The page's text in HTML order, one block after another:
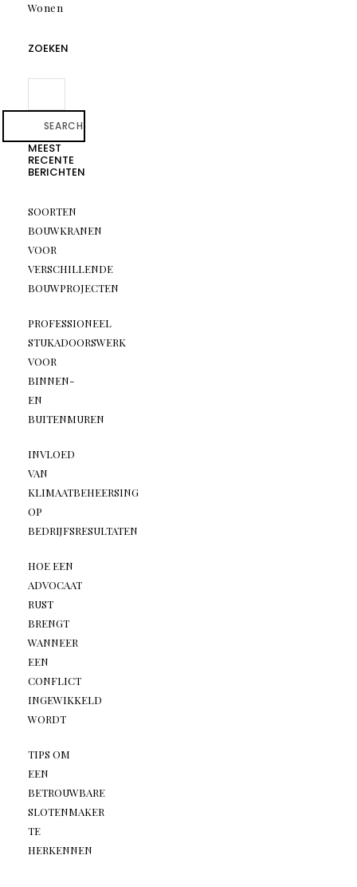
Wonen
ZOEKEN
SEARCH
MEEST
RECENTE
BERICHTEN
SOORTEN
BOUWKRANEN
VOOR
VERSCHILLENDE
BOUWPROJECTEN
PROFESSIONEEL
STUKADOORSWERK
VOOR
BINNEN-
EN
BUITENMUREN
INVLOED
VAN
KLIMAATBEHEERSING
OP
BEDRIJFSRESULTATEN
HOE EEN
ADVOCAAT
RUST
BRENGT
WANNEER
EEN
CONFLICT
INGEWIKKELD
WORDT
TIPS OM
EEN
BETROUWBARE
SLOTENMAKER
TE
HERKENNEN